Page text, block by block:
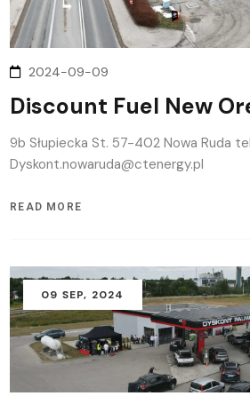
2024-09-09
Discount Fuel New
9b Słupiecka St. 57-402 Nowa Ruda
Dyskont.nowaruda@ctenergy.pl
READ MORE
09 SEP, 2024